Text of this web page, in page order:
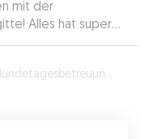
mit der
Alles hat super
mit viel Liebe und
für Hunde hat😊
in Schönaich